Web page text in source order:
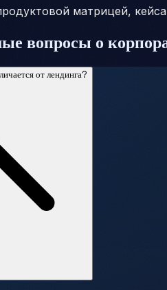
матрицей,
вопросы о
от лендинга?